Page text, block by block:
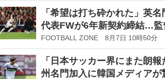
「希望は打ち砕かれた」英
代表FWが6年新契約締結…監
FOOTBALL ZONE 8月7日 10時50分
「日本サッカー界にまた朗
州名門加入に韓国メディア